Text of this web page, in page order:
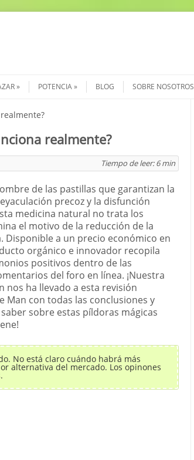
POTENCIA BLOG SOBRE NOSOTROS
realmente?
Tiempo de leer:6 min
de las pastillas que garantizan la
precoz y la disfunción
medicina natural no trata los
el motivo de la reducción de la
Disponible a un precio económico en
orgánico e innovador recopila
positivos dentro de las
del foro en línea. ¡Nuestra
nos ha llevado a esta revisión
Man con todas las conclusiones y
sobre estas píldoras mágicas
No está claro cuándo habrá más
alternativa del mercado. Los opinones